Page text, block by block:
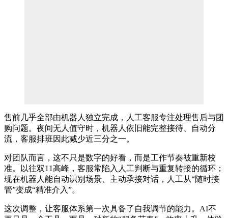
售前几乎全部由机器人独立完成，人工客服专注处理售后与团
购问题。夜间无人值守时，机器人依旧能完整接待、自动分
流，客服排班因此减少近三分之一。
对团队而言，这不只是数字的好看，而是工作节奏被重新校
准。以往双11高峰，客服常陷入人工判断与重复转接的循环；
现在机器人能自动识别场景、主动承接对话，人工从“随时接
管”变成“精准介入”。
这次调整，让客服体系第一次具备了自我调节的能力。AI不